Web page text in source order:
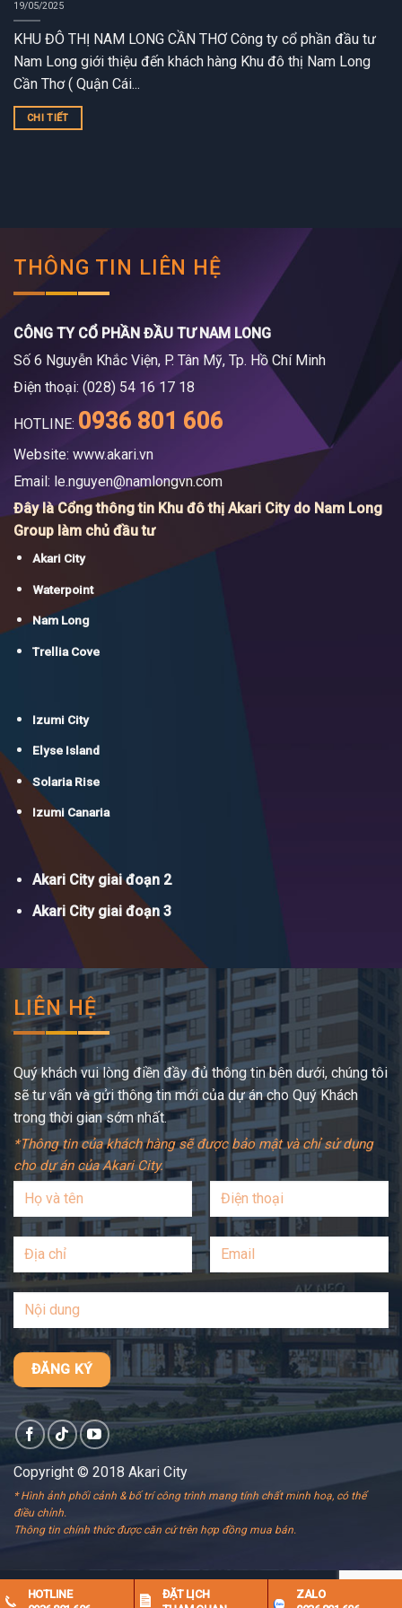
19/05/2025
KHU ĐÔ THỊ NAM LONG CẦN THƠ Công ty cổ phần đầu tư
Nam Long giới thiệu đến khách hàng Khu đô thị Nam Long
Cần Thơ ( Quận Cái...
CHI TIẾT
THÔNG TIN LIÊN HỆ
CÔNG TY CỔ PHẦN ĐẦU TƯ NAM LONG
Số 6 Nguyễn Khắc Viện, P. Tân Mỹ, Tp. Hồ Chí Minh
Điện thoại: (028) 54 16 17 18
HOTLINE: 0936 801 606
Website: www.akari.vn
Email: le.nguyen@namlongvn.com
Đây là Cổng thông tin Khu đô thị Akari City do Nam Long
Group làm chủ đầu tư
Akari City
Waterpoint
Nam Long
Trellia Cove
Izumi City
Elyse Island
Solaria Rise
Izumi Canaria
Akari City giai đoạn 2
Akari City giai đoạn 3
LIÊN HỆ
Quý khách vui lòng điền đầy đủ thông tin bên dưới, chúng tôi
sẽ tư vấn và gửi thông tin mới của dự án cho Quý Khách
trong thời gian sớm nhất.
*Thông tin của khách hàng sẽ được bảo mật và chỉ sử dụng
cho dự án của Akari City.
Copyright © 2018 Akari City
* Hình ảnh phối cảnh & bố trí công trình mang tính chất minh hoạ, có thể
điều chỉnh.
Thông tin chính thức được căn cứ trên hợp đồng mua bán.
HOTLINE
ĐẶT LỊCH
ZALO